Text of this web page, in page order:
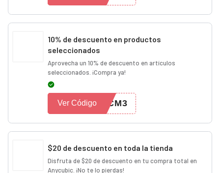
10% de descuento en productos
seleccionados
Aprovecha un 10% de descuento en artículos
seleccionados. ¡Compra ya!
FCM3
Ver Código
$20 de descuento en toda la tienda
Disfruta de $20 de descuento en tu compra total en
Anycubic. ¡No te lo pierdas!